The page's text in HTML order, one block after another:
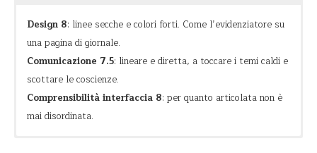
Design 8: linee secche e colori forti. Come l’evidenziatore su
una pagina di giornale.
Comunicazione 7.5: lineare e diretta, a toccare i temi caldi e
scottare le coscienze.
Comprensibilità interfaccia 8: per quanto articolata non è
mai disordinata.